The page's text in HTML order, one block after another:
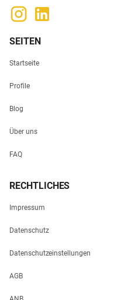
SEITEN
Startseite
Profile
Blog
Über uns
FAQ
RECHTLICHES
Impressum
Datenschutz
Datenschutzeinstellungen
AGB